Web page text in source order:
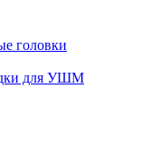
головки
для УШМ